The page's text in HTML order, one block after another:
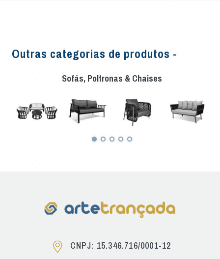
Outras categorias de produtos -
Sofás, Poltronas & Chaises
CNPJ: 15.346.716/0001-12